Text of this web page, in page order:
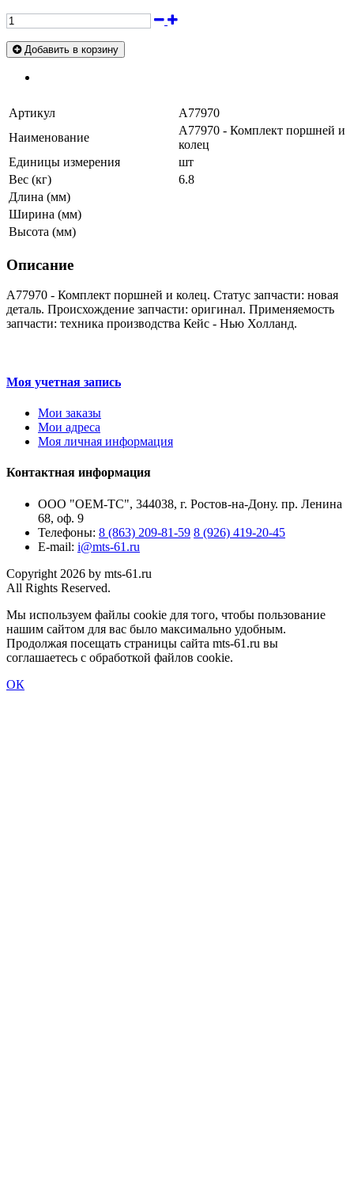
Добавить в корзину
Артикул
A77970
Наименование
A77970 - Комплект поршней и
колец
Единицы измерения
шт
Вес (кг)
6.8
Длина (мм)
Ширина (мм)
Высота (мм)
Описание
A77970 - Комплект поршней и колец. Статус запчасти: новая
деталь. Происхождение запчасти: оригинал. Применяемость
запчасти: техника производства Кейс - Нью Холланд.
Моя учетная запись
Мои заказы
Мои адреса
Моя личная информация
Контактная информация
ООО "ОЕМ-ТС", 344038, г. Ростов-на-Дону. пр. Ленина
68, оф. 9
Телефоны: 8 (863) 209-81-59 8 (926) 419-20-45
E-mail: i@mts-61.ru
Copyright 2026 by mts-61.ru
All Rights Reserved.
Мы используем файлы cookie для того, чтобы пользование
нашим сайтом для вас было максимально удобным.
Продолжая посещать страницы сайта mts-61.ru вы
соглашаетесь с обработкой файлов cookie.
ОК